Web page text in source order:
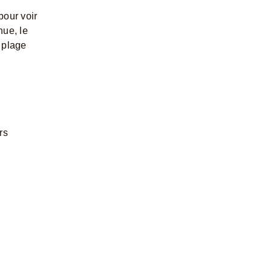
voir
le